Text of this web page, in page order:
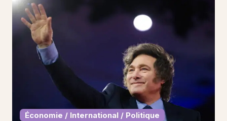
Économie / International / Politique